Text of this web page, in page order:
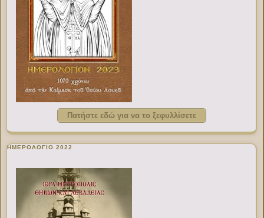
Πατήστε εδώ για να το ξεφυλλίσετε
ΗΜΕΡΟΛΟΓΙΟ 2022